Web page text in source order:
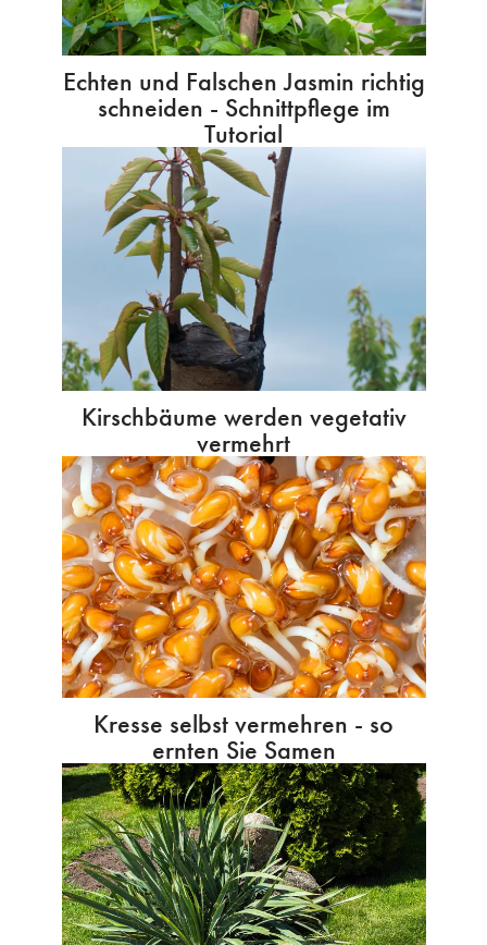
Echten und Falschen Jasmin richtig
schneiden - Schnittpflege im
Tutorial
Kirschbäume werden vegetativ
vermehrt
Kresse selbst vermehren - so
ernten Sie Samen